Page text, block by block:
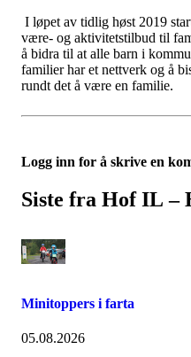
I løpet av tidlig høst 2019
være- og aktivitetstilbud til
å bidra til at alle barn i
familier har et nettverk og å
rundt det å være en familie.
Logg inn for å skrive en
Siste fra Hof IL –
Minitoppers i farta
05.08.2026